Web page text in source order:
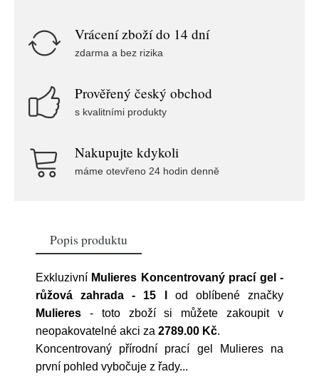
Vrácení zboží do 14 dní
zdarma a bez rizika
Prověřený český obchod
s kvalitními produkty
Nakupujte kdykoli
máme otevřeno 24 hodin denně
Popis produktu
Exkluzivní Mulieres Koncentrovaný prací gel -
růžová zahrada - 15 l
od oblíbené značky
Mulieres - toto zboží si můžete zakoupit v
neopakovatelné akci za 2789.00 Kč.
Koncentrovaný přírodní prací gel Mulieres na
první pohled vybočuje z řady...